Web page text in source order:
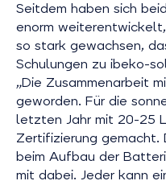
Seitdem haben sich
enorm
so stark gewachsen,
Schulungen zu ibeko-
„Die Zusammenarbeit
geworden. Für die
letzten Jahr mit 20-25
Zertifizierung gemacht.
beim Aufbau der
mit dabei. Jeder kann